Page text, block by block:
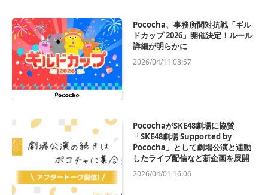
Pococha、事務所間対抗戦「ギル
ドカップ 2026」開催決定！ルール
詳細が明らかに
2026/04/11 08:57
PocochaがSKE48劇場に協賛
「SKE48劇場 Supported by
Pococha」として劇場公演と連動
したライブ配信など新企画を展開
2026/04/01 16:06